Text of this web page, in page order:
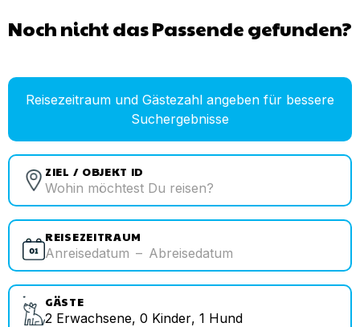
Noch nicht das Passende gefunden?
Reisezeitraum und Gästezahl angeben für bessere
Suchergebnisse
ZIEL / OBJEKT ID
REISEZEITRAUM
Anreisedatum – Abreisedatum
GÄSTE
2 Erwachsene, 0 Kinder, 1 Hund